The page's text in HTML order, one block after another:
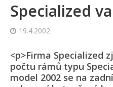
Specialized
19.4.2002
<p>Firma Specialized
počtu rámů typu
model 2002 se na